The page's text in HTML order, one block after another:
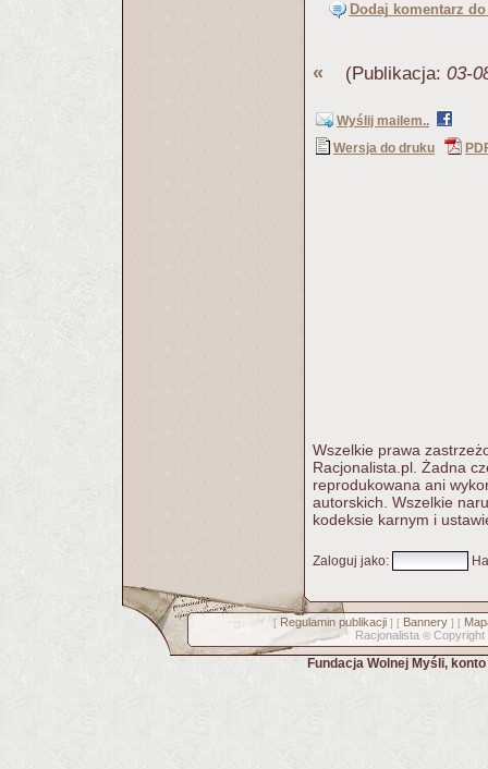
Dodaj komentarz
« (Publikacja: 03-
Wyślij mailem..
Wersja do druku
Wszelkie prawa
Racjonalista.pl. Żadna
reprodukowana ani
autorskich. Wszelkie
kodeksie karnym i
Zaloguj jako:
[ Regulamin publikacji] [ Bannery] [
Racjonalista © Copyright
Fundacja Wolnej Myśli,